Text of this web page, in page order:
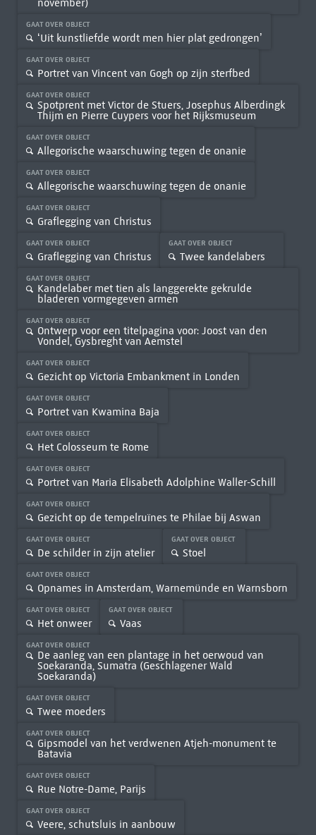
november)
GAAT OVER OBJECT
‘Uit kunstliefde wordt men hier plat gedrongen’
GAAT OVER OBJECT
Portret van Vincent van Gogh op zijn sterfbed
GAAT OVER OBJECT
Spotprent met Victor de Stuers, Josephus Alberdingk
Thijm en Pierre Cuypers voor het Rijksmuseum
GAAT OVER OBJECT
Allegorische waarschuwing tegen de onanie
GAAT OVER OBJECT
Allegorische waarschuwing tegen de onanie
GAAT OVER OBJECT
Graflegging van Christus
GAAT OVER OBJECT
Graflegging van Christus
GAAT OVER OBJECT
Twee kandelabers
GAAT OVER OBJECT
Kandelaber met tien als langgerekte gekrulde
bladeren vormgegeven armen
GAAT OVER OBJECT
Ontwerp voor een titelpagina voor: Joost van den
Vondel, Gysbreght van Aemstel
GAAT OVER OBJECT
Gezicht op Victoria Embankment in Londen
GAAT OVER OBJECT
Portret van Kwamina Baja
GAAT OVER OBJECT
Het Colosseum te Rome
GAAT OVER OBJECT
Portret van Maria Elisabeth Adolphine Waller-Schill
GAAT OVER OBJECT
Gezicht op de tempelruïnes te Philae bij Aswan
GAAT OVER OBJECT
De schilder in zijn atelier
GAAT OVER OBJECT
Stoel
GAAT OVER OBJECT
Opnames in Amsterdam, Warnemünde en Warnsborn
GAAT OVER OBJECT
Het onweer
GAAT OVER OBJECT
Vaas
GAAT OVER OBJECT
De aanleg van een plantage in het oerwoud van
Soekaranda, Sumatra (Geschlagener Wald
Soekaranda)
GAAT OVER OBJECT
Twee moeders
GAAT OVER OBJECT
Gipsmodel van het verdwenen Atjeh-monument te
Batavia
GAAT OVER OBJECT
Rue Notre-Dame, Parijs
GAAT OVER OBJECT
Veere, schutsluis in aanbouw